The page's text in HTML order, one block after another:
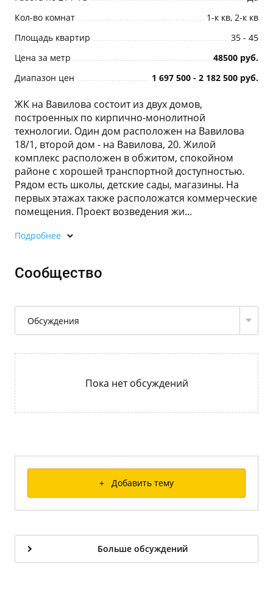
Кол-во комнат
1-к кв, 2-к кв
Площадь квартир
35 - 45
Цена за метр
48500 руб.
Диапазон цен
1 697 500 - 2 182 500 руб.
ЖК на Вавилова состоит из двух домов,
построенных по кирпично-монолитной
технологии. Один дом расположен на Вавилова
18/1, второй дом - на Вавилова, 20. Жилой
комплекс расположен в обжитом, спокойном
районе с хорошей транспортной доступностью.
Рядом есть школы, детские сады, магазины. На
первых этажах также расположатся коммерческие
помещения. Проект возведения жи...
Подробнее
Сообщество
Обсуждения
Пока нет обсуждений
+ Добавить тему
Больше обсуждений